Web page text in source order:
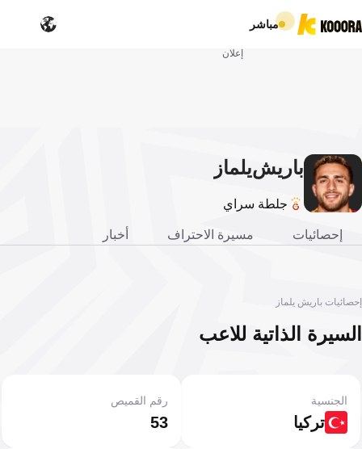
مباشر
إعلان
باريشيلماز
جلطة سراي
إحصائيات مسيرة الاحتراف أخبار
إحصائيات باريش يلماز
السيرة الذاتية للاعب
تركيا
الجنسية
53
رقم القميص